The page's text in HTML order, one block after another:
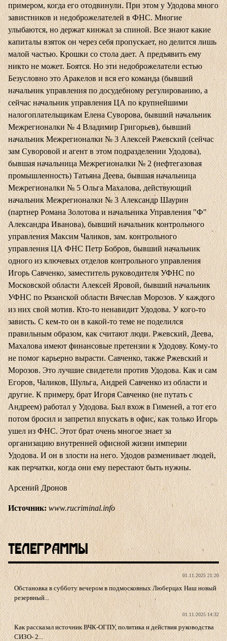
примером, когда его отодвинули. При этом у Удодова много
завистников и недоброжелателей в ФНС. Многие
улыбаются, но держат кинжал за спиной. Все знают какие
капиталы взяток он через себя пропускает, но делится лишь
малой частью. Крошки со стола дает. А предъявить ему
никто не может. Боятся. Но эти недоброжелатели естью
Безусловно это Аракелов и вся его команда (бывший
начальник управления по досудебному регулированию, а
сейчас начальник управления ЦА по крупнейшими
налогоплательщикам Елена Суворова, бывший начальник
Межрегионалки № 4 Владимир Григорьев), бывший
начальник Межрегионалки № 3 Алексей Ржевский (сейчас
зам Суворовой и агент в этом подразделении Удодова),
бывшая начальница Межрегионалки № 2 (нефтегазовая
промышленность) Татьяна Деева, бывшая начальница
Межрегионалки № 5 Ольга Махалова, действующий
начальник Межрегионалки № 3 Александр Шаурин
(партнер Романа Золотова и начальника Управления "Ф"
Александра Иванова), бывший начальник контрольного
управления Максим Чаликов, зам. контрольного
управления ЦА ФНС Петр Бобров, бывший начальник
одного из ключевых отделов контрольного управления
Игорь Савченко, заместитель руководителя УФНС по
Московской области Алексей Яровой, бывший начальник
УФНС по Рязанской области Вячеслав Морозов. У каждого
из них свой мотив. Кто-то ненавидит Удодова. У кого-то
зависть. С кем-то он в какой-то теме не поделился
правильным образом, как считают люди. Ржевский, Деева,
Махалова имеют финансовые претензии к Удодову. Кому-то
не помог карьерно вырасти. Савченко, также Ржевский и
Морозов. Это лучшие свидетели против Удодова. Как и сам
Егоров, Чаликов, Шульга, Андрей Савченко из области и
другие. К примеру, брат Игоря Савченко (не путать с
Андреем) работал у Удодова. Был вхож в Гименей, а тот его
потом бросил и запретил впускать в офис, как только Игорь
ушел из ФНС. Этот брат очень многое знает за
организацию внутренней офисной жизни империи
Удодова. И он в злости на него. Удодов разменивает людей,
как перчатки, когда они ему перестают быть нужны.
Арсений Дронов
Источник: www.rucriminal.info
Телеграммы
01.11.2025 21:20
Обстановка в субботу вечером в подмосковных Люберцах Наш новый
резервный...
01.11.2025 14:32
Как рассказал источник ВЧК-ОГПУ, политика и действия руководства
СИЗО- 2...